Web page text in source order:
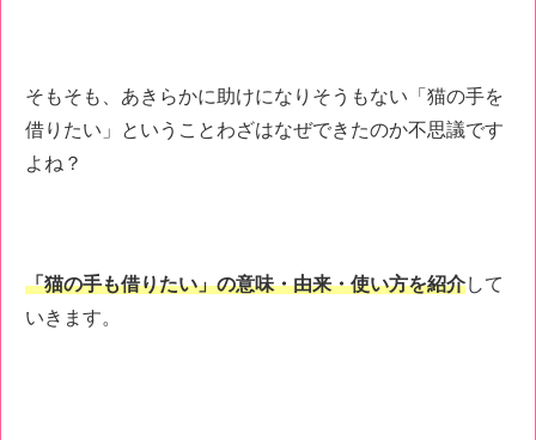
そもそも、あきらかに助けになりそうもない「猫の手を
借りたい」ということわざはなぜできたのか不思議です
よね？
「猫の手も借りたい」の意味・由来・使い方を紹介して
いきます。